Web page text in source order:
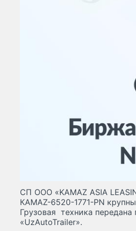
СП ООО «KAMAZ ASIA
КАМАZ-6520-1771-PN
Грузовая техника передана
«UzAutoTrailer».